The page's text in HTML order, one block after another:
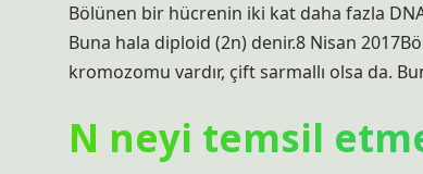
Bölünen bir hücrenin iki kat daha fazla
Buna hala diploid (2n) denir.8 Nisan
kromozomu vardır, çift sarmallı olsa da.
N neyi temsil